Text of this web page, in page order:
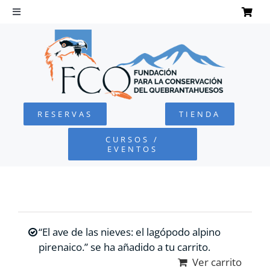
Saltar
Toggle
Navigation
QUEBRANTAHUESOS
FUNDACIÓN
COLABORA
RESERVAS TIENDA
CURSOS /
EVENTOS
“El ave de las nieves: el lagópodo alpino
pirenaico.” se ha añadido a tu carrito.
Ver carrito